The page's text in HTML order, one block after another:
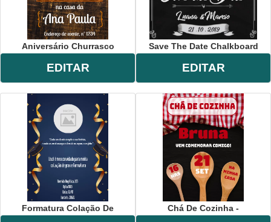
Aniversário Churrasco
EDITAR
Save The Date Chalkboard
EDITAR
Formatura Colação De Chá De Cozinha -